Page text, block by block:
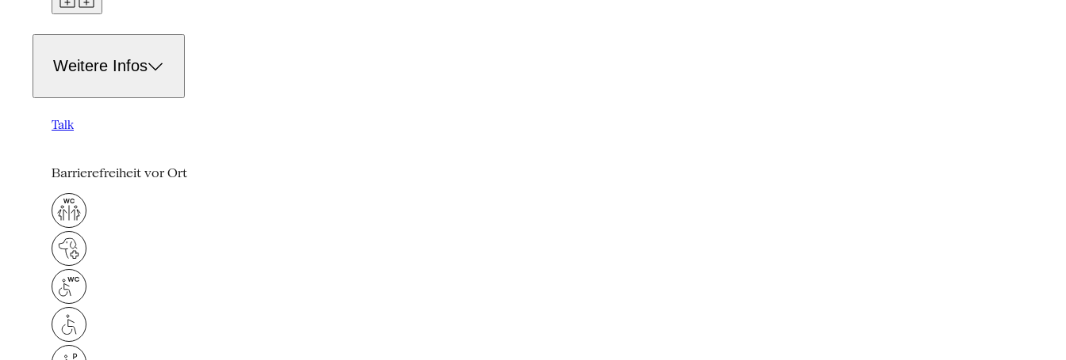
Weitere Infos
Talk
Barrierefreiheit vor Ort